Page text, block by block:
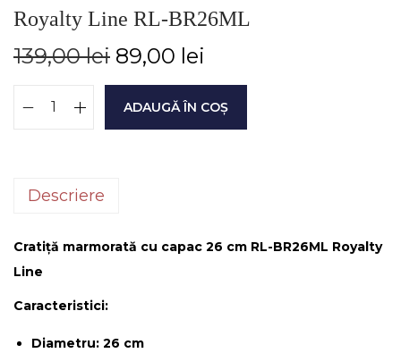
Royalty Line RL-BR26ML
139,00lei 89,00 lei
ADAUGĂ ÎN COȘ
Descriere
Cratiță marmorată cu capac 26 cm RL-BR26ML Royalty
Line
Caracteristici:
Diametru: 26 cm